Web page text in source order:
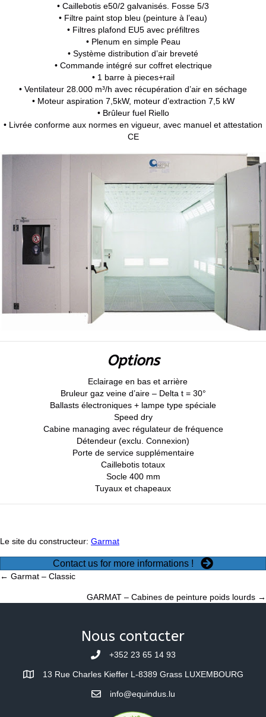
• Caillebotis e50/2 galvanisés. Fosse 5/3
• Filtre paint stop bleu (peinture à l’eau)
• Filtres plafond EU5 avec préfiltres
• Plenum en simple Peau
• Système distribution d’air breveté
• Commande intégré sur coffret electrique
• 1 barre à pieces+rail
• Ventilateur 28.000 m³/h avec récupération d’air en séchage
• Moteur aspiration 7,5kW, moteur d’extraction 7,5 kW
• Brûleur fuel Riello
• Livrée conforme aux normes en vigueur, avec manuel et attestation
CE
Options
Eclairage en bas et arrière
Bruleur gaz veine d’aire – Delta t = 30°
Ballasts électroniques + lampe type spéciale
Speed dry
Cabine managing avec régulateur de fréquence
Détendeur (exclu. Connexion)
Porte de service supplémentaire
Caillebotis totaux
Socle 400 mm
Tuyaux et chapeaux
Le site du constructeur: Garmat
Contact us for more informations !
Posts
navigation
← Garmat – Classic
GARMAT – Cabines de peinture poids lourds →
Nous contacter
+352 23 65 14 93
13 Rue Charles Kieffer L-8389 Grass LUXEMBOURG
info@equindus.lu